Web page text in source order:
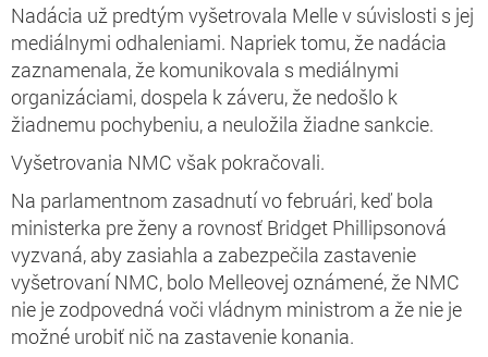
Nadácia už predtým vyšetrovala Melle v súvislosti s jej
mediálnymi odhaleniami. Napriek tomu, že nadácia
zaznamenala, že komunikovala s mediálnymi
organizáciami, dospela k záveru, že nedošlo k
žiadnemu pochybeniu, a neuložila žiadne sankcie.
Vyšetrovania NMC však pokračovali.
Na parlamentnom zasadnutí vo februári, keď bola
ministerka pre ženy a rovnosť Bridget Phillipsonová
vyzvaná, aby zasiahla a zabezpečila zastavenie
vyšetrovaní NMC, bolo Melleovej oznámené, že NMC
nie je zodpovedná voči vládnym ministrom a že nie je
možné urobiť nič na zastavenie konania.